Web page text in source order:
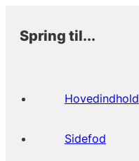
Spring til...
Hovedindhold
Sidefod